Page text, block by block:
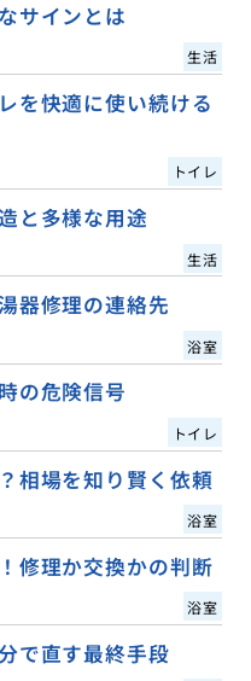
サインとは
生活
を快適に使い続ける
トイレ
と多様な用途
生活
器修理の連絡先
浴室
の危険信号
トイレ
相場を知り賢く依頼
浴室
修理か交換かの判断
浴室
で直す最終手段